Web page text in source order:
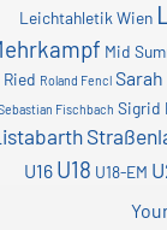
Leichtahletik Wien
Mid
Ried Roland Fencl
Fischbach Sigrid
U16 U18 U18-EM